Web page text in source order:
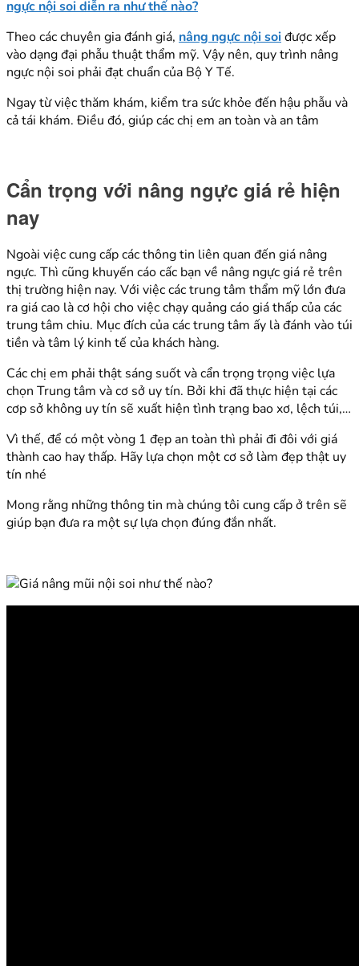
ngực nội soi diễn ra như thế nào?
Theo các chuyên gia đánh giá, nâng ngực nội soiđược xếp
vào dạng đại phẫu thuật thẩm mỹ. Vậy nên, quy trình nâng
ngực nội soi phải đạt chuẩn của Bộ Y Tế.
Ngay từ việc thăm khám, kiểm tra sức khỏe đến hậu phẫu và
cả tái khám. Điều đó, giúp các chị em an toàn và an tâm
Cẩn trọng với nâng ngực giá rẻ hiện
nay
Ngoài việc cung cấp các thông tin liên quan đến giá nâng
ngực. Thì cũng khuyến cáo cấc bạn về nâng ngực giá rẻ trên
thị trường hiện nay. Với việc các trung tâm thẩm mỹ lớn đưa
ra giá cao là cơ hội cho việc chạy quảng cáo giá thấp của các
trung tâm chiu. Mục đích của các trung tâm ấy là đánh vào túi
tiền và tâm lý kinh tế của khách hàng.
Các chị em phải thật sáng suốt và cẩn trọng trọng việc lựa
chọn Trung tâm và cơ sở uy tín. Bởi khi đã thực hiện tại các
cơp sở không uy tín sẽ xuất hiện tình trạng bao xơ, lệch túi,…
Vì thế, để có một vòng 1 đẹp an toàn thì phải đi đôi với giá
thành cao hay thấp. Hãy lựa chọn một cơ sở làm đẹp thật uy
tín nhé
Mong rằng những thông tin mà chúng tôi cung cấp ở trên sẽ
giúp bạn đưa ra một sự lựa chọn đúng đắn nhất.